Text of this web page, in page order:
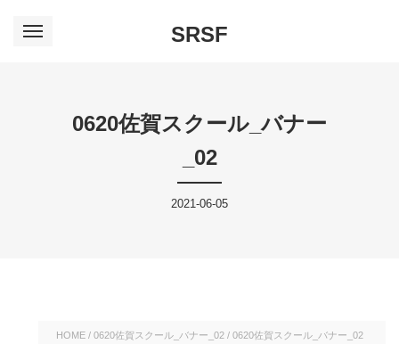
SRSF
0620佐賀スクール_バナー
_02
2021-06-05
HOME / 0620佐賀スクール_バナー_02 / 0620佐賀スクール_バナー_02